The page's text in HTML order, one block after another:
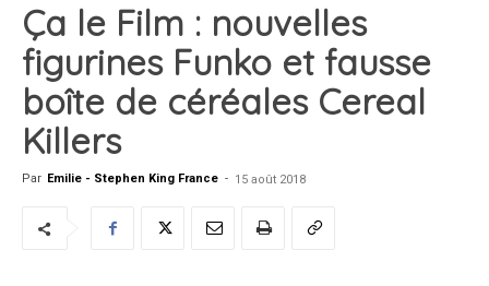
Ça le Film : nouvelles
figurines Funko et fausse
boîte de céréales Cereal
Killers
Par Emilie - Stephen King France - 15 août 2018